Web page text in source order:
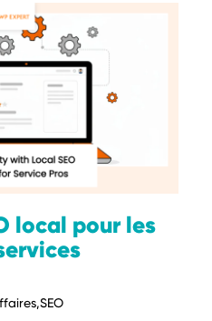
local pour les
,SEO